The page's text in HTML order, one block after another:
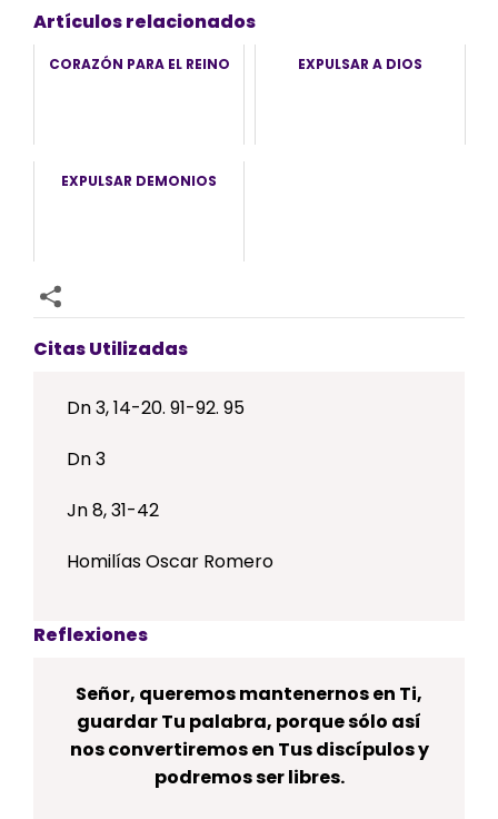
Artículos relacionados
CORAZÓN PARA EL REINO EXPULSAR A DIOS
EXPULSAR DEMONIOS
Citas Utilizadas
Dn 3, 14-20. 91-92. 95
Dn 3
Jn 8, 31-42
Homilías Oscar Romero
Reflexiones
Señor, queremos mantenernos en Ti,
guardar Tu palabra, porque sólo así
nos convertiremos en Tus discípulos y
podremos ser libres.